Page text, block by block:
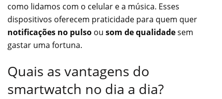
como lidamos com o celular e a música. Esses
dispositivos oferecem praticidade para quem quer
notificações no pulso ou som de qualidadesem
gastar uma fortuna.
Quais as vantagens do
smartwatch no dia a dia?